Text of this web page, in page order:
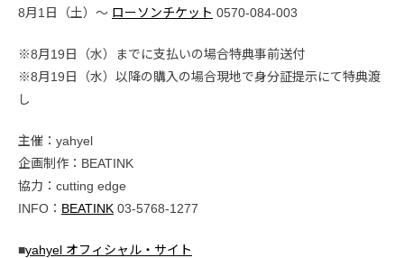
8月1日（土）〜 ローソンチケット 0570-084-003
※8月19日（水）までに支払いの場合特典事前送付
※8月19日（水）以降の購入の場合現地で身分証提示にて特典渡
し
主催：yahyel
企画制作：BEATINK
協力：cutting edge
INFO： BEATINK 03-5768-1277
■yahyel オフィシャル・サイト